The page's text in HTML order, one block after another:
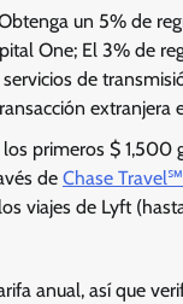
un 5% de
One; El 3% de
de
primeros $ 1,500
de Chase Travel℠
viajes de Lyft
anual, así que